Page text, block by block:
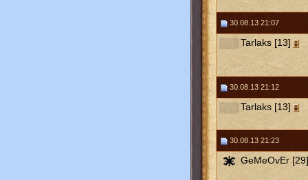
30.08.13 21:07
Tarlaks [13]
30.08.13 21:12
Tarlaks [13]
30.08.13 21:23
GeMeOvEr [29]